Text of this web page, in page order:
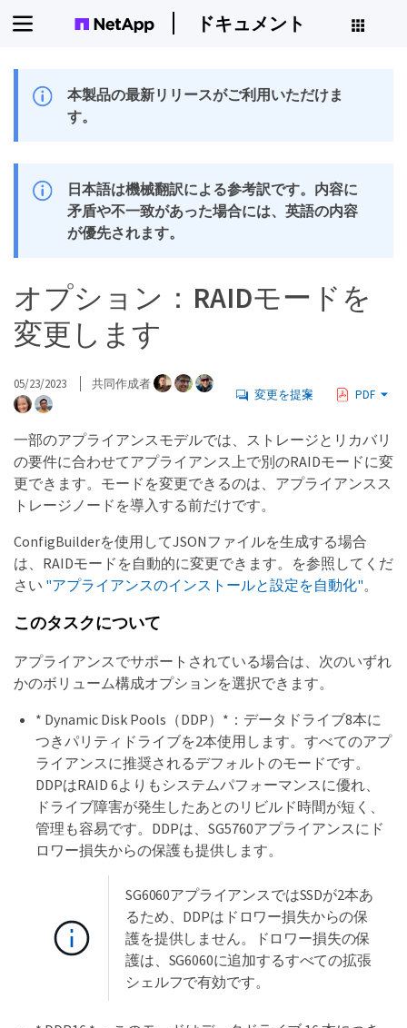
ドキュメント
本製品の最新リリースがご利用いただけま
す。
日本語は機械翻訳による参考訳です。内容に
矛盾や不一致があった場合には、英語の内容
が優先されます。
オプション：RAIDモードを
変更します
05/23/2023 共同作成者
変更を提案 PDF
一部のアプライアンスモデルでは、ストレージとリカバリ
の要件に合わせてアプライアンス上で別のRAIDモードに変
更できます。モードを変更できるのは、アプライアンスス
トレージノードを導入する前だけです。
ConfigBuilderを使用してJSONファイルを生成する場合
は、RAIDモードを自動的に変更できます。を参照してくだ
さい "アプライアンスのインストールと設定を自動化"。
このタスクについて
アプライアンスでサポートされている場合は、次のいずれ
かのボリューム構成オプションを選択できます。
* Dynamic Disk Pools（DDP）*：データドライブ8本に
つきパリティドライブを2本使用します。すべてのアプ
ライアンスに推奨されるデフォルトのモードです。
DDPはRAID 6よりもシステムパフォーマンスに優れ、
ドライブ障害が発生したあとのリビルド時間が短く、
管理も容易です。DDPは、SG5760アプライアンスにド
ロワー損失からの保護も提供します。
SG6060アプライアンスではSSDが2本あ
るため、DDPはドロワー損失からの保
護を提供しません。ドロワー損失の保
護は、SG6060に追加するすべての拡張
シェルフで有効です。